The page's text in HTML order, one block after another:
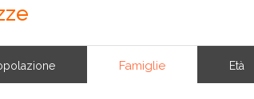
Famiglie Età